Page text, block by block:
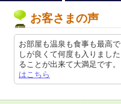
お客さまの声
お部屋も温泉も食事も最高
しが良くて何度も入りまし
ることが出来て大満足です
はこちら